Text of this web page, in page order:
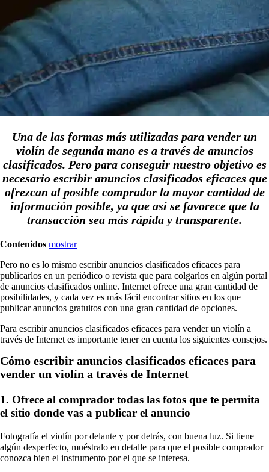
Una de las formas más utilizadas para vender un
violín de segunda mano es a través de anuncios
clasificados. Pero para conseguir nuestro objetivo es
necesario escribir anuncios clasificados eficaces que
ofrezcan al posible comprador la mayor cantidad de
información posible, ya que así se favorece que la
transacción sea más rápida y transparente.
Contenidos mostrar
Pero no es lo mismo escribir anuncios clasificados eficaces para
publicarlos en un periódico o revista que para colgarlos en algún portal
de anuncios clasificados online. Internet ofrece una gran cantidad de
posibilidades, y cada vez es más fácil encontrar sitios en los que
publicar anuncios gratuitos con una gran cantidad de opciones.
Para escribir anuncios clasificados eficaces para vender un violín a
través de Internet es importante tener en cuenta los siguientes consejos.
Cómo escribir anuncios clasificados eficaces para
vender un violín a través de Internet
1. Ofrece al comprador todas las fotos que te permita
el sitio donde vas a publicar el anuncio
Fotografía el violín por delante y por detrás, con buena luz. Si tiene
algún desperfecto, muéstralo en detalle para que el posible comprador
conozca bien el instrumento por el que se interesa.